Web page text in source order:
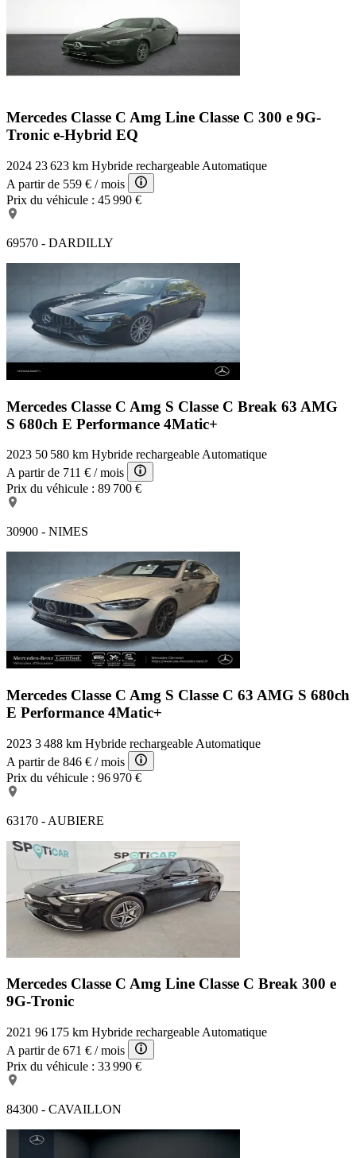
Mercedes Classe C Amg Line Classe C 300 e 9G-
Tronic e-Hybrid EQ
2024 23 623 km Hybride rechargeable Automatique
A partir de 559 € / mois
Prix du véhicule : 45 990 €
69570 - DARDILLY
Mercedes Classe C Amg S Classe C Break 63 AMG
S 680ch E Performance 4Matic+
2023 50 580 km Hybride rechargeable Automatique
A partir de 711 € / mois
Prix du véhicule : 89 700 €
30900 - NIMES
Mercedes Classe C Amg S Classe C 63 AMG S 680ch
E Performance 4Matic+
2023 3 488 km Hybride rechargeable Automatique
A partir de 846 € / mois
Prix du véhicule : 96 970 €
63170 - AUBIERE
Mercedes Classe C Amg Line Classe C Break 300 e
9G-Tronic
2021 96 175 km Hybride rechargeable Automatique
A partir de 671 € / mois
Prix du véhicule : 33 990 €
84300 - CAVAILLON